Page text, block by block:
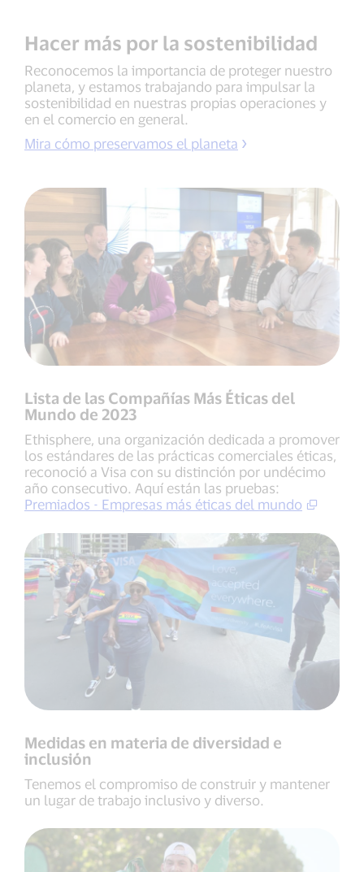
Hacer más por la sostenibilidad
Reconocemos la importancia de proteger nuestro
planeta, y estamos trabajando para impulsar la
sostenibilidad en nuestras propias operaciones y
en el comercio en general.
Mira cómo preservamos el planeta
Lista de las Compañías Más Éticas del
Mundo de 2023
Ethisphere, una organización dedicada a promover
los estándares de las prácticas comerciales éticas,
reconoció a Visa con su distinción por undécimo
año consecutivo. Aquí están las pruebas:
Premiados - Empresas más éticas del mundo
Medidas en materia de diversidad e
inclusión
Tenemos el compromiso de construir y mantener
un lugar de trabajo inclusivo y diverso.